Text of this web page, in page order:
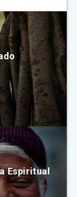
Espiritual